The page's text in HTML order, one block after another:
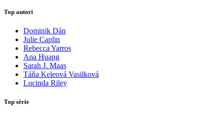
Top autori
Dominik Dán
Julie Caplin
Rebecca Yarros
Ana Huang
Sarah J. Maas
Táňa Keleová Vasilková
Lucinda Riley
Top série